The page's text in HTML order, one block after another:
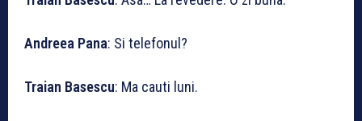
Andreea Pana: Si telefonul?
Traian Basescu: Ma cauti luni.